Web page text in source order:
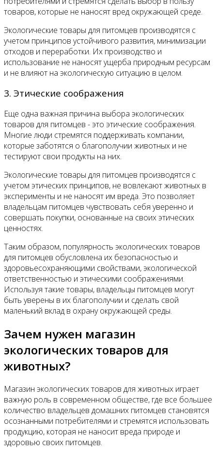
товаров, которые не наносят вред окружающей среде.
Экологические товары для питомцев производятся с
учетом принципов устойчивого развития, минимизации
отходов и переработки. Их производство и
использование не наносят ущерба природным ресурсам
и не влияют на экологическую ситуацию в целом.
3. Этические соображения
Еще одна важная причина выбора экологических
товаров для питомцев - это этические соображения.
Многие люди стремятся поддерживать компании,
которые заботятся о благополучии животных и не
тестируют свои продукты на них.
Экологические товары для питомцев производятся с
учетом этических принципов, не вовлекают животных в
эксперименты и не наносят им вреда. Это позволяет
владельцам питомцев чувствовать себя уверенно и
совершать покупки, основанные на своих этических
ценностях.
Таким образом, популярность экологических товаров
для питомцев обусловлена их безопасностью и
здоровьесохраняющими свойствами, экологической
ответственностью и этическими соображениями.
Используя такие товары, владельцы питомцев могут
быть уверены в их благополучии и сделать свой
маленький вклад в охрану окружающей среды.
Зачем нужен магазин
экологических товаров для
животных?
Магазин экологических товаров для животных играет
важную роль в современном обществе, где все большее
количество владельцев домашних питомцев становятся
осознанными потребителями и стремятся использовать
продукцию, которая не наносит вреда природе и
здоровью своих питомцев.